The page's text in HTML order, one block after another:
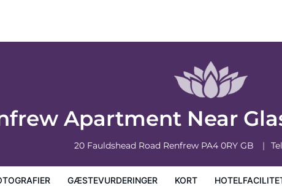
Apartment Near
20 Fauldshead Road Renfrew PA4 0RY GB
GÆSTEVURDERINGER KORT
Airport